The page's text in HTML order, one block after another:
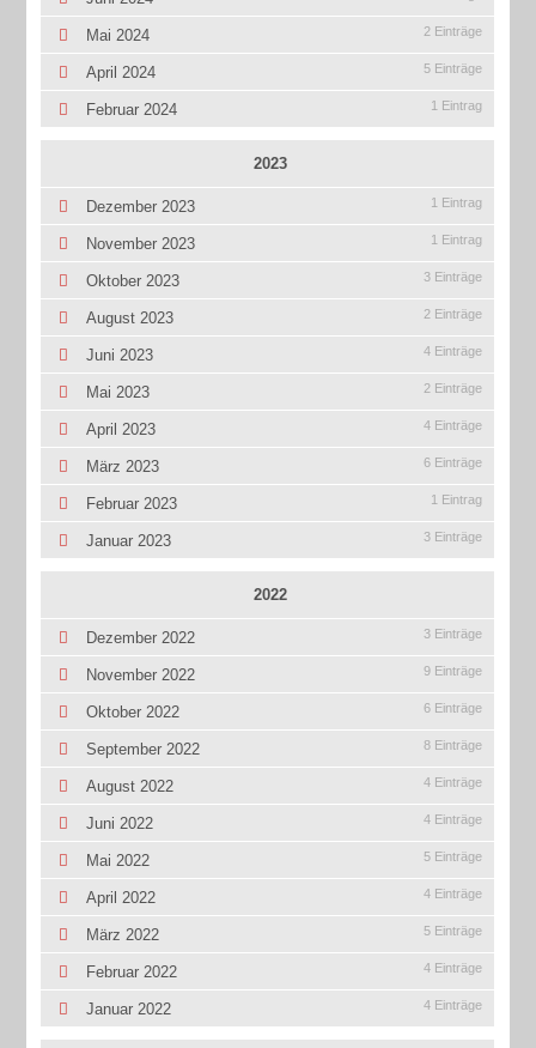
Mai 2024 2 Einträge
April 2024 5 Einträge
Februar 2024 1 Eintrag
2023
Dezember 2023 1 Eintrag
November 2023 1 Eintrag
Oktober 2023 3 Einträge
August 2023 2 Einträge
Juni 2023 4 Einträge
Mai 2023 2 Einträge
April 2023 4 Einträge
März 2023 6 Einträge
Februar 2023 1 Eintrag
Januar 2023 3 Einträge
2022
Dezember 2022 3 Einträge
November 2022 9 Einträge
Oktober 2022 6 Einträge
September 2022 8 Einträge
August 2022 4 Einträge
Juni 2022 4 Einträge
Mai 2022 5 Einträge
April 2022 4 Einträge
März 2022 5 Einträge
Februar 2022 4 Einträge
Januar 2022 4 Einträge